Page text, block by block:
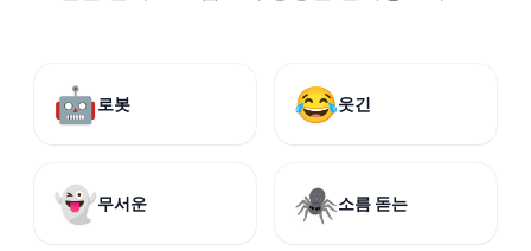
🤖 로봇 😂웃긴
👻무서운 🕷️소름 돋는